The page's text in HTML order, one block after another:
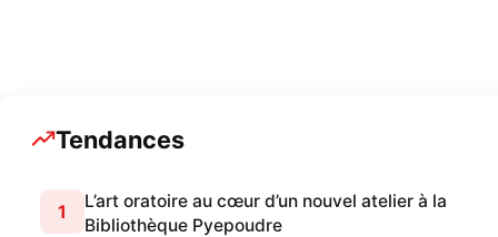
Tendances
1
L’art oratoire au cœur d’un nouvel atelier à la
Bibliothèque Pyepoudre